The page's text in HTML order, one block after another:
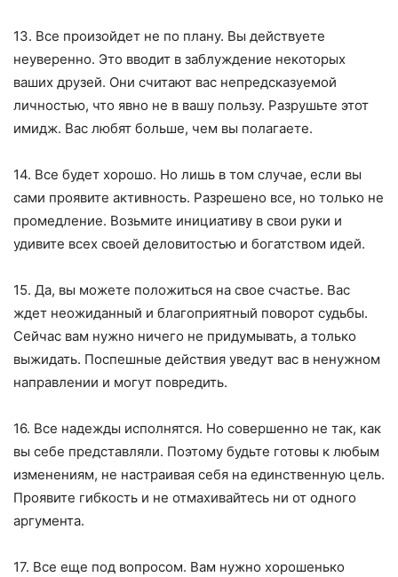
13. Все произойдет не по плану. Вы действуете
неуверенно. Это вводит в заблуждение некоторых
ваших друзей. Они считают вас непредсказуемой
личностью, что явно не в вашу пользу. Разрушьте этот
имидж. Вас любят больше, чем вы полагаете.
14. Все будет хорошо. Но лишь в том случае, если вы
сами проявите активность. Разрешено все, но только не
промедление. Возьмите инициативу в свои руки и
удивите всех своей деловитостью и богатством идей.
15. Да, вы можете положиться на свое счастье. Вас
ждет неожиданный и благоприятный поворот судьбы.
Сейчас вам нужно ничего не придумывать, а только
выжидать. Поспешные действия уведут вас в ненужном
направлении и могут повредить.
16. Все надежды исполнятся. Но совершенно не так, как
вы себе представляли. Поэтому будьте готовы к любым
изменениям, не настраивая себя на единственную цель.
Проявите гибкость и не отмахивайтесь ни от одного
аргумента.
17. Все еще под вопросом. Вам нужно хорошенько